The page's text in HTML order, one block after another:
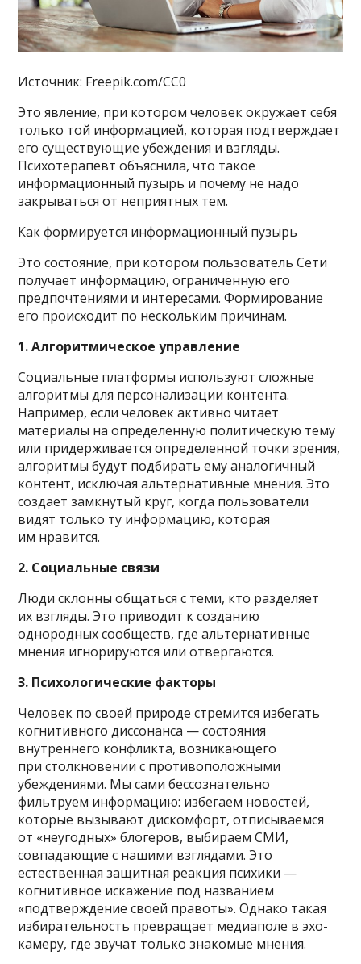
Источник: Freepik.com/CC0
Это явление, при котором человек окружает себя
только той информацией, которая подтверждает
его существующие убеждения и взгляды.
Психотерапевт объяснила, что такое
информационный пузырь и почему не надо
закрываться от неприятных тем.
Как формируется информационный пузырь
Это состояние, при котором пользователь Сети
получает информацию, ограниченную его
предпочтениями и интересами. Формирование
его происходит по нескольким причинам.
1. Алгоритмическое управление
Социальные платформы используют сложные
алгоритмы для персонализации контента.
Например, если человек активно читает
материалы на определенную политическую тему
или придерживается определенной точки зрения,
алгоритмы будут подбирать ему аналогичный
контент, исключая альтернативные мнения. Это
создает замкнутый круг, когда пользователи
видят только ту информацию, которая
им нравится.
2. Социальные связи
Люди склонны общаться с теми, кто разделяет
их взгляды. Это приводит к созданию
однородных сообществ, где альтернативные
мнения игнорируются или отвергаются.
3. Психологические факторы
Человек по своей природе стремится избегать
когнитивного диссонанса — состояния
внутреннего конфликта, возникающего
при столкновении с противоположными
убеждениями. Мы сами бессознательно
фильтруем информацию: избегаем новостей,
которые вызывают дискомфорт, отписываемся
от «неугодных» блогеров, выбираем СМИ,
совпадающие с нашими взглядами. Это
естественная защитная реакция психики —
когнитивное искажение под названием
«подтверждение своей правоты». Однако такая
избирательность превращает медиаполе в эхо-
камеру, где звучат только знакомые мнения.